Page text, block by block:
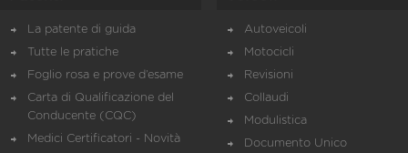
La patente di guida
Tutte le pratiche
Foglio rosa e prove d’esame
Carta di Qualificazione del
Conducente (CQC)
Medici Certificatori - Novità
Autoveicoli
Motocicli
Revisioni
Collaudi
Modulistica
Documento Unico